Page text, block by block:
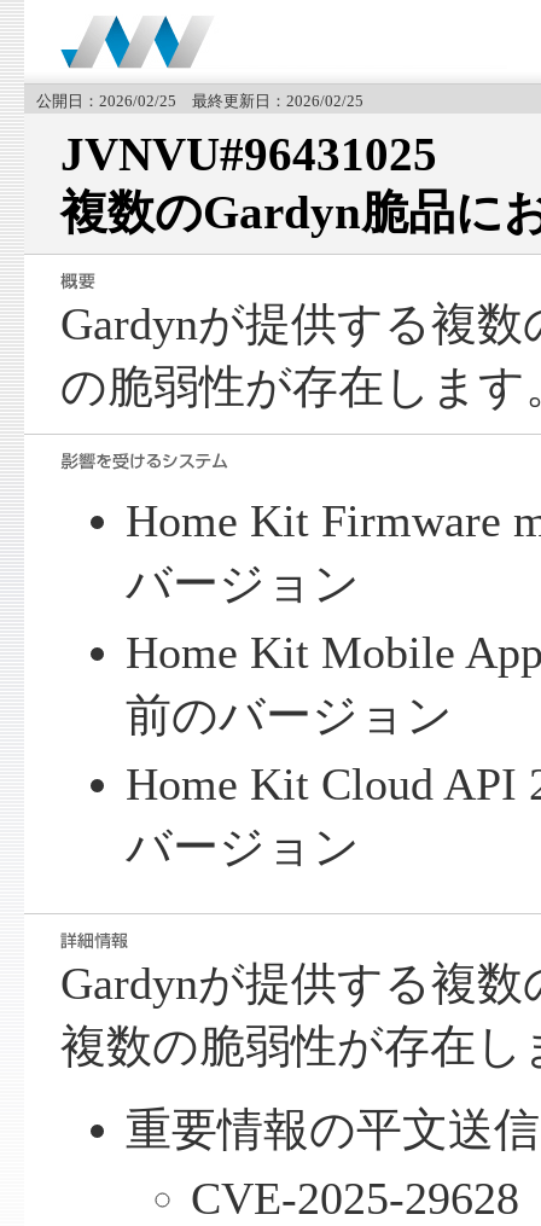
公開日：2026/02/25 最終更新日：2026/02/25
JVNVU#96431025
複数のGardyn脆品に
Gardynが提供する複
の脆弱性が存在します
Home Kit Firmware
バージョン
Home Kit Mobile
前のバージョン
Home Kit Cloud API
バージョン
Gardynが提供する複
複数の脆弱性が存在し
重要情報の平文送
CVE-2025-29628